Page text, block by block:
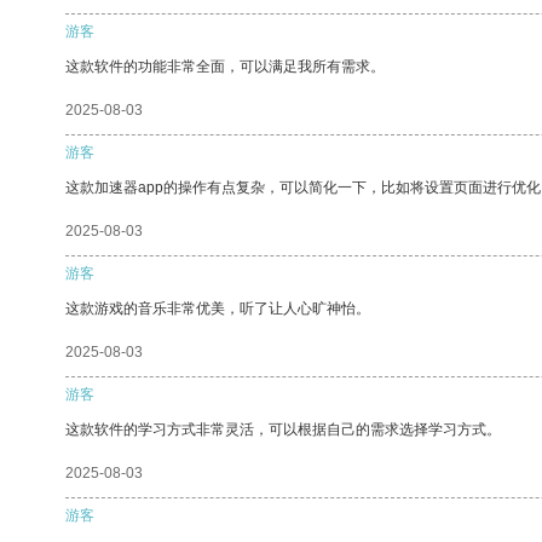
游客
这款软件的功能非常全面，可以满足我所有需求。
2025-08-03
游客
这款加速器app的操作有点复杂，可以简化一下，比如将设置页面进行优
2025-08-03
游客
这款游戏的音乐非常优美，听了让人心旷神怡。
2025-08-03
游客
这款软件的学习方式非常灵活，可以根据自己的需求选择学习方式。
2025-08-03
游客